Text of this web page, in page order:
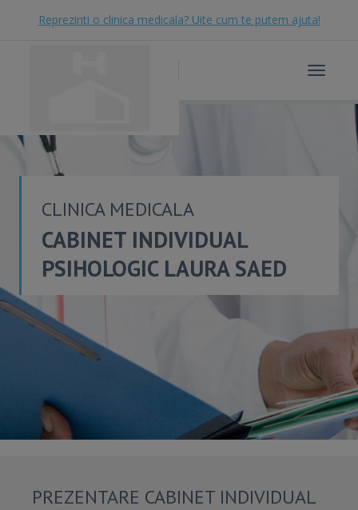
Reprezinti o clinica medicala? Uite cum te putem ajuta!
Toggle
CLINICA MEDICALA
CABINET INDIVIDUAL
PSIHOLOGIC LAURA SAED
PREZENTARE CABINET INDIVIDUAL